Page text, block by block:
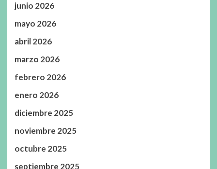
junio 2026
mayo 2026
abril 2026
marzo 2026
febrero 2026
enero 2026
diciembre 2025
noviembre 2025
octubre 2025
septiembre 2025